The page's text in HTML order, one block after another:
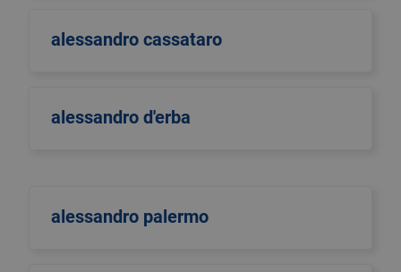
alessandro cassataro
alessandro d'erba
alessandro palermo